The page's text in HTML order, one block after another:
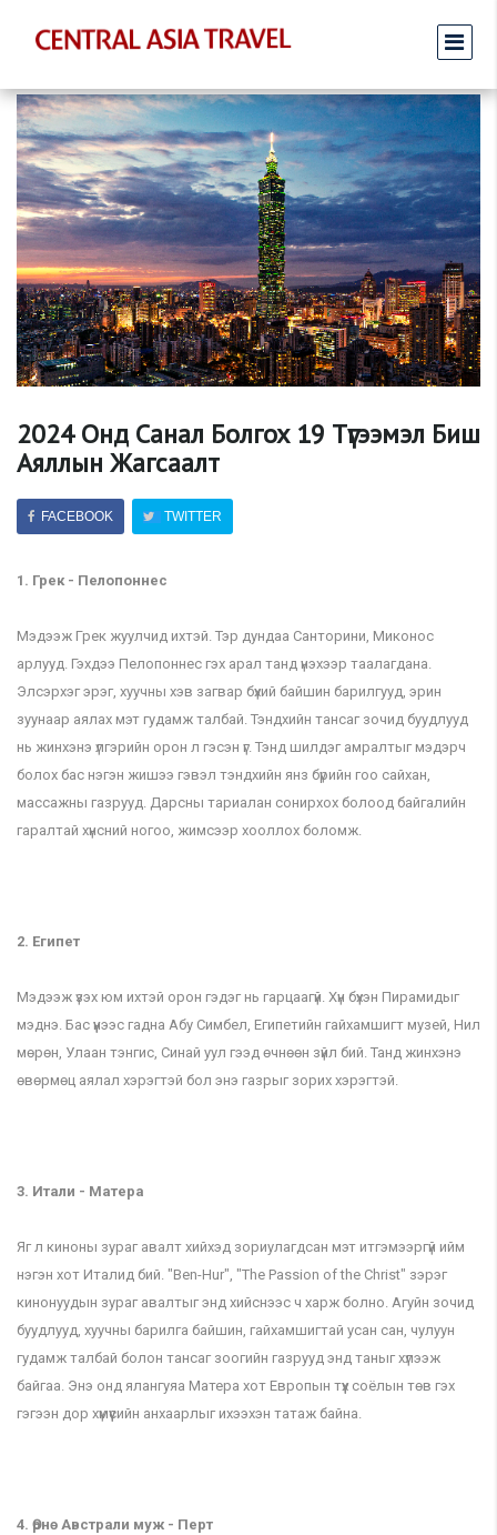
2024 Онд Санал Болгох 19 Түгээмэл Биш
Аяллын Жагсаалт
FACEBOOK TWITTER
1. Грек - Пелопоннес
Мэдээж Грек жуулчид ихтэй. Тэр дундаа Санторини, Миконос
арлууд. Гэхдээ Пелопоннес гэх арал танд үнэхээр таалагдана.
Элсэрхэг эрэг, хуучны хэв загвар бүхий байшин барилгууд, эрин
зуунаар аялах мэт гудамж талбай. Тэндхийн тансаг зочид буудлууд
нь жинхэнэ үлгэрийн орон л гэсэн үг. Тэнд шилдэг амралтыг мэдэрч
болох бас нэгэн жишээ гэвэл тэндхийн янз бүрийн гоо сайхан,
массажны газрууд. Дарсны тариалан сонирхох болоод байгалийн
гаралтай хүнсний ногоо, жимсээр хооллох боломж.
2. Египет
Мэдээж үзэх юм ихтэй орон гэдэг нь гарцаагүй. Хүн бүхэн Пирамидыг
мэднэ. Бас үүнээс гадна Абу Симбел, Египетийн гайхамшигт музей, Нил
мөрөн, Улаан тэнгис, Синай уул гээд өчнөөн зүйл бий. Танд жинхэнэ
өвөрмөц аялал хэрэгтэй бол энэ газрыг зорих хэрэгтэй.
3. Итали - Матера
Яг л киноны зураг авалт хийхэд зориулагдсан мэт итгэмээргүй ийм
нэгэн хот Италид бий. "Ben-Hur", "The Passion of the Christ" зэрэг
кинонуудын зураг авалтыг энд хийснээс ч харж болно. Агуйн зочид
буудлууд, хуучны барилга байшин, гайхамшигтай усан сан, чулуун
гудамж талбай болон тансаг зоогийн газрууд энд таныг хүлээж
байгаа. Энэ онд ялангуяа Матера хот Европын түүх соёлын төв гэх
гэгээн дор хүмүүсийн анхаарлыг ихээхэн татаж байна.
4. Өрнө Австрали муж - Перт